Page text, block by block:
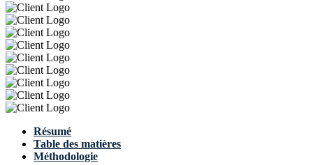
Résumé
Table des matières
Méthodologie